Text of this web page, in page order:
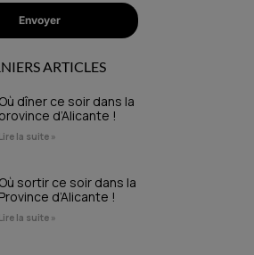
Envoyer
ARTICLES
Où dîner ce soir dans la
d’Alicante !
Lire la suite »
Où sortir ce soir dans la
Province d’Alicante !
Lire la suite »